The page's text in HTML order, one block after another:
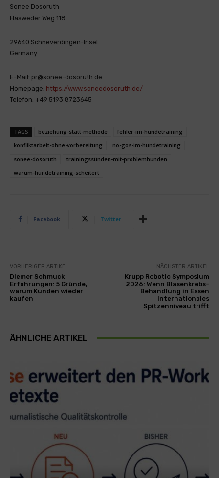
Sonee Dosoruth
Hasweder Weg 118
29640 Schneverdingen-Insel
Germany
E-Mail: pr@sonee-dosoruth.de
Homepage: https://www.soneedosoruth.de/
Telefon: +49 5193 8723645
TAGS beziehung-statt-methode
fehler-im-hundetraining
konfliktarbeit-ohne-vorbereitung
no-gos-im-hundetraining
sonee-dosoruth
trainingssünden-mit-problemhunden
warum-hundetraining-scheitert
Facebook Twitter
VORHERIGER ARTIKEL
Diemer Schmuck
Erfahrungen: 5 Gründe,
warum Kunden wieder
kaufen
NÄCHSTER ARTIKEL
Krupp Robotic Symposium
2026: Wenn Blasenkrebs-
Behandlung in Essen
internationales
Spitzenniveau trifft
ÄHNLICHE ARTIKEL